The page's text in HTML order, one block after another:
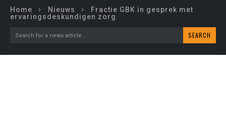
Home Nieuws
Fractie GBK in gesprek met
ervaringsdeskundigen zorg
Search for a news article... SEARCH